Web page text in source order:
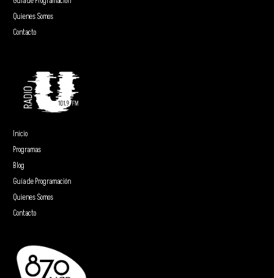
Quienes Somos
Contacto
Inicio
Programas
Blog
Guía de Programación
Quienes Somos
Contacto